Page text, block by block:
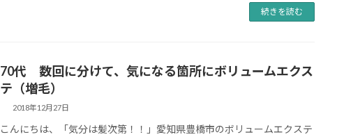
続きを読む
70代 数回に分けて、気になる箇所にボリュームエクス
テ（増毛）
2018年12月27日
こんにちは、「気分は髪次第！！」愛知県豊橋市のボリュームエクステ